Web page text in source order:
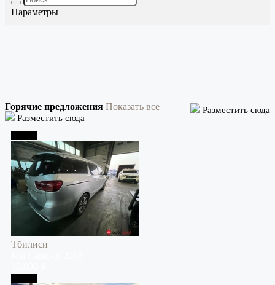
Параметры
Горячие предложения Показать все
Разместить сюда
Разместить сюда
Тбилиси